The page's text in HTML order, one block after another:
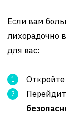
Если вам
лихорадочно
для вас:
Откройте